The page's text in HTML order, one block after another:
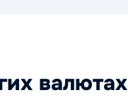
валютах